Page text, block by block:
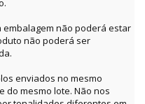
embalagem não poderá estar
não poderá ser
enviados no mesmo
do mesmo lote. Não nos